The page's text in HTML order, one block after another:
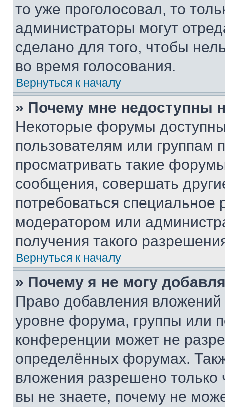
то уже проголосовал, то
администраторы могут
сделано для того, чтобы
во время голосования.
Вернуться к началу
» Почему мне недоступны
Некоторые форумы
пользователям или группам
просматривать такие
сообщения, совершать
потребоваться
модератором или
получения такого
Вернуться к началу
» Почему я не могу
Право добавления
уровне форума, группы или
конференции может не
определённых форумах.
вложения разрешено
вы не знаете, почему не